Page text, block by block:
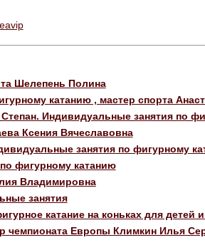
Шелепень Полина
катанию , мастер спорта
Индивидуальные занятия по
Ксения Вячеславовна
занятия по фигурному
фигурному катанию
Владимировна
занятия
катание на коньках для детей
чемпионата Европы Климкин Илья